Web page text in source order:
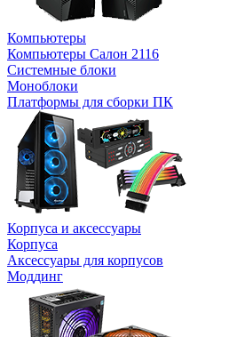
Компьютеры
Компьютеры Салон 2116
Системные блоки
Моноблоки
Платформы для сборки ПК
Корпуса и аксессуары
Корпуса
Аксессуары для корпусов
Моддинг